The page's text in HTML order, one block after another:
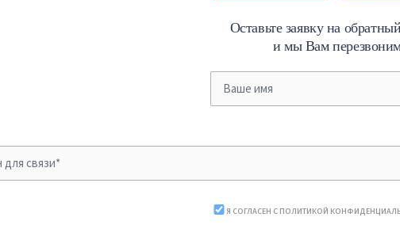
Оставьте заявку на
и мы Вам
Я СОГЛАСЕН С ПОЛИТИКОЙ